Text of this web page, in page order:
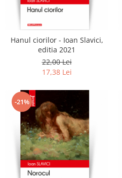
Literatura
Clasica
Contemporana
Moderna
Universala
Non-fictiune
Calatorii
Memorii
Publicistica / Reportaje / Interviuri
Stiinte umaniste
Istorie
Hanul ciorilor - Ioan Slavici,
editia 2021
22,00 Lei
17,38 Lei
-21%